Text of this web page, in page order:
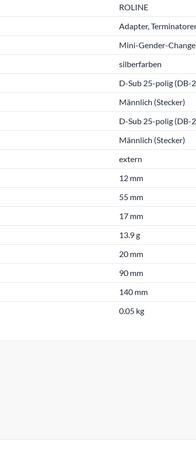
ROLINE
Adapter,
Mini-Gender-
silberfarben
D-Sub 25-polig (DB-
Männlich (Stecker)
D-Sub 25-polig (DB-
Männlich (Stecker)
extern
12 mm
55 mm
17 mm
13.9 g
20 mm
90 mm
140 mm
0.05 kg